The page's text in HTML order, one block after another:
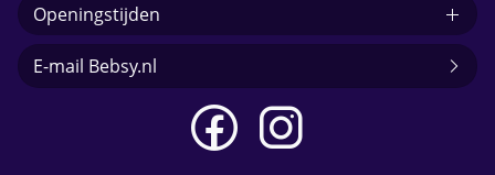
Openingstijden
E-mail Bebsy.nl